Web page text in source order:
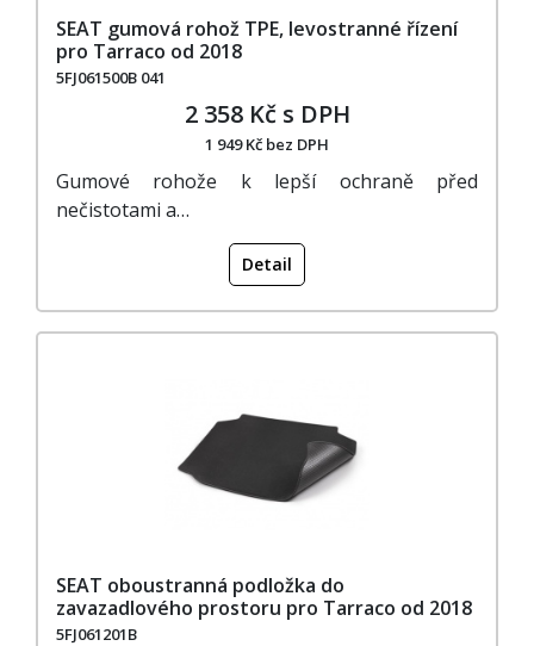
SEAT gumová rohož TPE, levostranné řízení
pro Tarraco od 2018
5FJ061500B 041
2 358 Kč s DPH
1 949 Kč bez DPH
Gumové rohože k lepší ochraně před
nečistotami a…
Detail
SEAT oboustranná podložka do
zavazadlového prostoru pro Tarraco od 2018
5FJ061201B